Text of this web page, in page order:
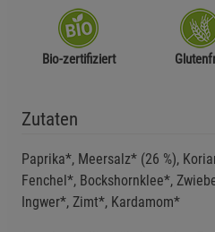
Bio-zertifiziert
Zutaten
Paprika*, Meersalz* (26 %),
Fenchel*, Bockshornklee*,
Ingwer*, Zimt*, Kardamom*